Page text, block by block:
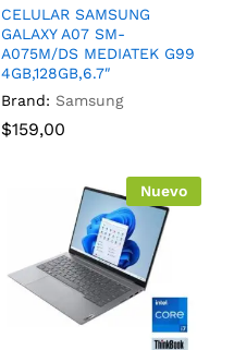
CELULAR SAMSUNG
GALAXY A07 SM-
A075M/DS MEDIATEK G99
4GB,128GB,6.7″
Brand: Samsung
$159,00
Nuevo